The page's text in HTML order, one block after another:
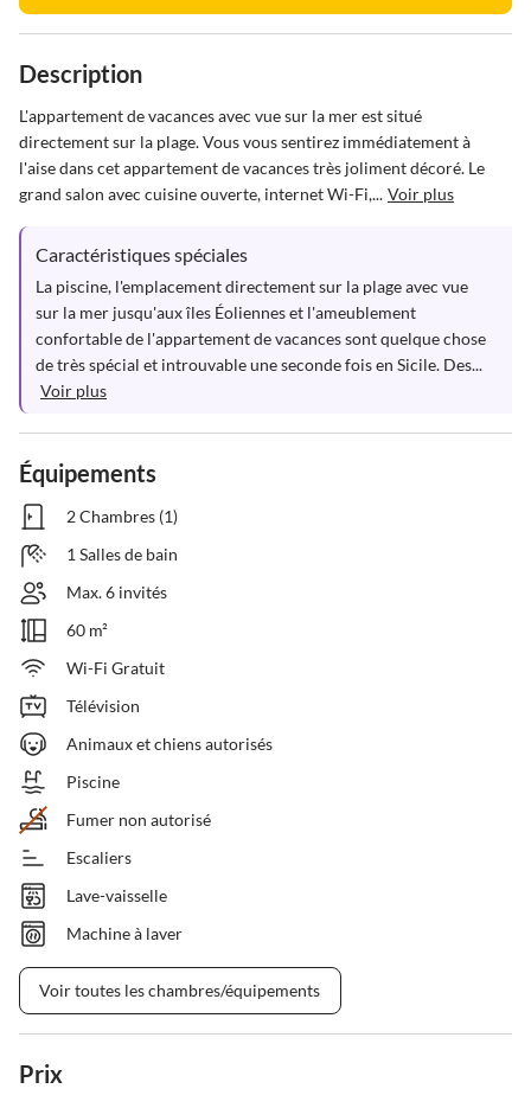
Description
L'appartement de vacances avec vue sur la mer est situé
directement sur la plage. Vous vous sentirez immédiatement à
l'aise dans cet appartement de vacances très joliment décoré. Le
grand salon avec cuisine ouverte, internet Wi-Fi,... Voir plus
Caractéristiques spéciales
La piscine, l'emplacement directement sur la plage avec vue
sur la mer jusqu'aux îles Éoliennes et l'ameublement
confortable de l'appartement de vacances sont quelque chose
de très spécial et introuvable une seconde fois en Sicile. Des...
Voir plus
Équipements
2 Chambres (1)
1 Salles de bain
Max. 6 invités
60 m²
Wi-Fi Gratuit
Télévision
Animaux et chiens autorisés
Piscine
Fumer non autorisé
Escaliers
Lave-vaisselle
Machine à laver
Voir toutes les chambres/équipements
Prix